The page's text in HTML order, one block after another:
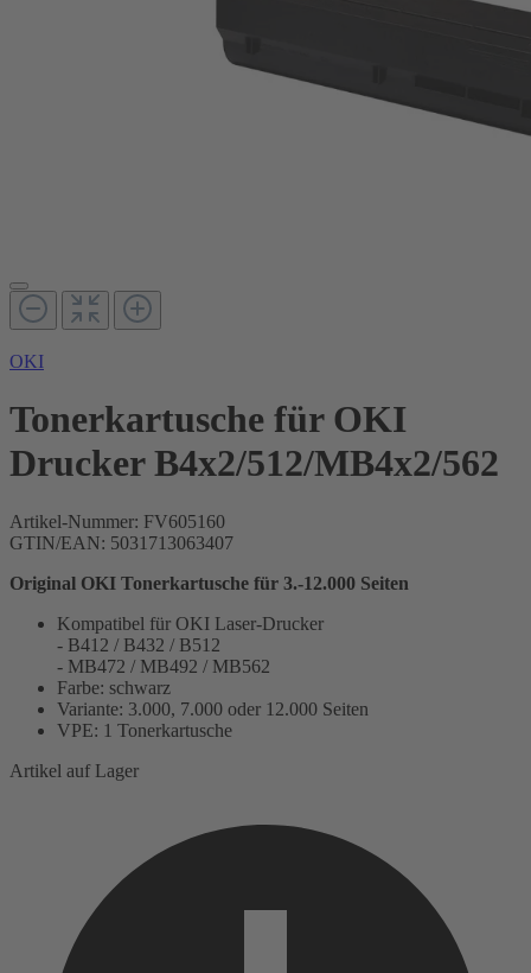
OKI
Tonerkartusche für OKI
Drucker B4x2/512/MB4x2/562
Artikel-Nummer: FV605160
GTIN/EAN: 5031713063407
Original OKI Tonerkartusche für 3.-12.000 Seiten
Kompatibel für OKI Laser-Drucker
- B412 / B432 / B512
- MB472 / MB492 / MB562
Farbe: schwarz
Variante: 3.000, 7.000 oder 12.000 Seiten
VPE: 1 Tonerkartusche
Artikel auf Lager